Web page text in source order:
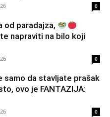
0
od paradajza,
napraviti na bilo koji
0
samo da stavljate prašak
ovo je FANTAZIJA:
0